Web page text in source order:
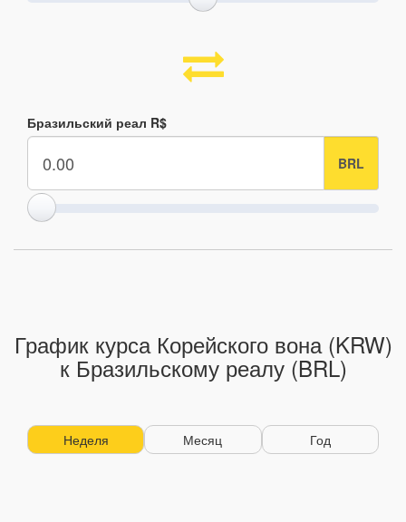
Бразильский реал R$
График курса Корейского вона (KRW)
к Бразильскому реалу (BRL)
Неделя Месяц Год